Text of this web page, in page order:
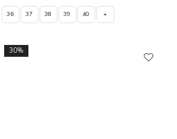
36 37 38 39 40 +
30%